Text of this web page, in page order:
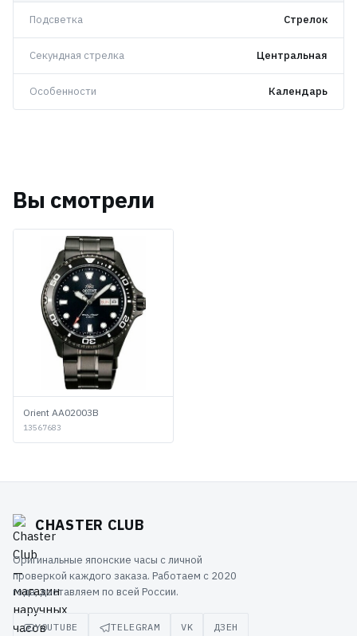
Подсветка Стрелок
Секундная стрелка Центральная
Особенности Календарь
Вы смотрели
Orient AA02003B
13567683
CHASTER CLUB
Оригинальные японские часы с личной
проверкой каждого заказа. Работаем с 2020
года, доставляем по всей России.
YOUTUBE TELEGRAM VK ДЗЕН